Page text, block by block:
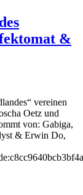
&
vereinen
Oetz und
von: Gabiga,
& Erwin Do,